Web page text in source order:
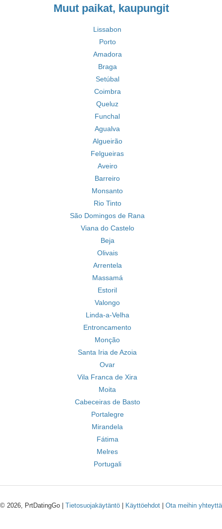
Muut paikat, kaupungit
Lissabon
Porto
Amadora
Braga
Setúbal
Coimbra
Queluz
Funchal
Agualva
Algueirão
Felgueiras
Aveiro
Barreiro
Monsanto
Rio Tinto
São Domingos de Rana
Viana do Castelo
Beja
Olivais
Arrentela
Massamá
Estoril
Valongo
Linda-a-Velha
Entroncamento
Monção
Santa Iria de Azoia
Ovar
Vila Franca de Xira
Moita
Cabeceiras de Basto
Portalegre
Mirandela
Fátima
Melres
Portugali
© 2026, PrtDatingGo | Tietosuojakäytäntö Käyttöehdot Ota meihin yhteyttä